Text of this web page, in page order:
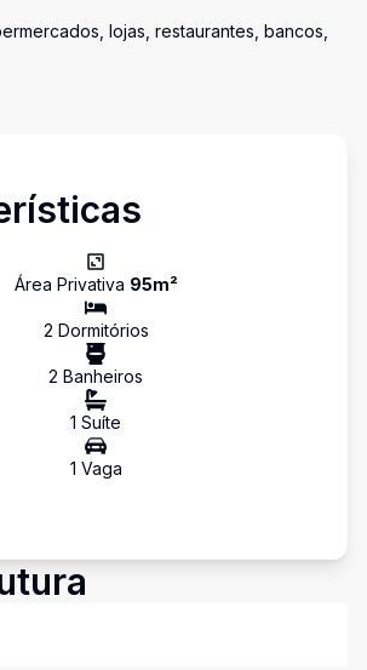
lojas, restaurantes, bancos,
Área Privativa 95m²
2 Dormitórios
2 Banheiros
1 Suíte
1 Vaga